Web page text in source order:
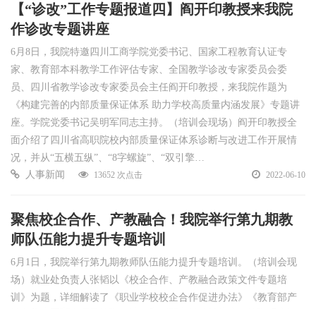
【“诊改”工作专题报道四】阎开印教授来我院
作诊改专题讲座
6月8日，我院特邀四川工商学院党委书记、国家工程教育认证专
家、教育部本科教学工作评估专家、全国教学诊改专家委员会委
员、四川省教学诊改专家委员会主任阎开印教授，来我院作题为
《构建完善的内部质量保证体系 助力学校高质量内涵发展》专题讲
座。学院党委书记吴明军同志主持。（培训会现场）阎开印教授全
面介绍了四川省高职院校内部质量保证体系诊断与改进工作开展情
况，并从“五横五纵”、“8字螺旋”、“双引擎…
人事新闻
13652 次点击 2022-06-10
聚焦校企合作、产教融合！我院举行第九期教
师队伍能力提升专题培训
6月1日，我院举行第九期教师队伍能力提升专题培训。（培训会现
场）就业处负责人张韬以《校企合作、产教融合政策文件专题培
训》为题，详细解读了《职业学校校企合作促进办法》《教育部产